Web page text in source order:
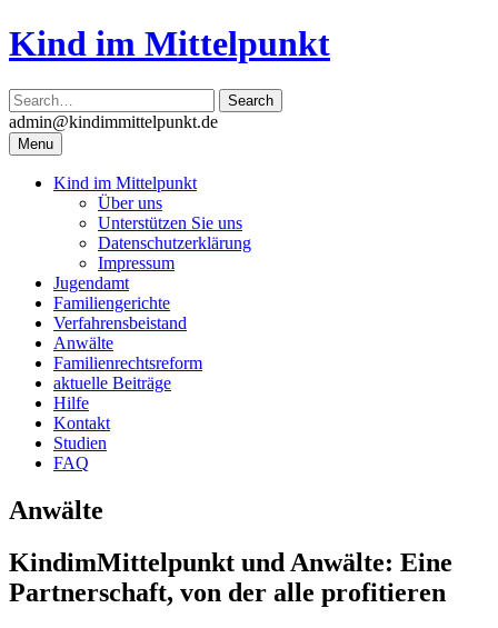
Skip
to
Kind im Mittelpunkt
admin@kindimmittelpunkt.de
Menu
Kind im Mittelpunkt
Über uns
Unterstützen Sie uns
Datenschutzerklärung
Impressum
Jugendamt
Familiengerichte
Verfahrensbeistand
Anwälte
Familienrechtsreform
aktuelle Beiträge
Hilfe
Kontakt
Studien
FAQ
Anwälte
KindimMittelpunkt und Anwälte: Eine
Partnerschaft, von der alle profitieren